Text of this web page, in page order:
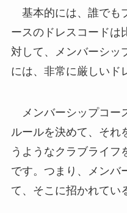
基本的には、誰でも
ースのドレスコードは
対して、メンバーシッ
には、非常に厳しいド
メンバーシップコー
ルールを決めて、それ
うようなクラブライフ
です。つまり、メンバ
て、そこに招かれてい